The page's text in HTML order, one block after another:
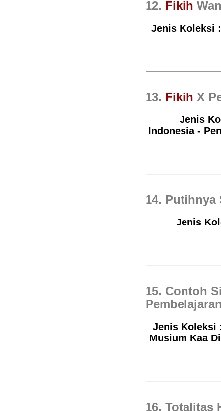
12. Fikih
Jenis Koleksi
13. Fikih X
Jenis
Indonesia -
14. Putihnya
Jenis
15. Contoh
Jenis Koleksi
Musium Kaa
16. Totalitas